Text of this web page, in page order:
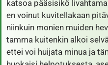
katsoa pääsisikö
en voinut kuvitellakaan
niinkuin monien muiden
tamma kuitenkin alkoi
ettei voi huijata minua ja